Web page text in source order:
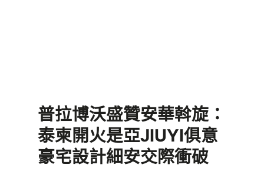
普拉博沃盛贊安華斡旋：
泰柬開火是亞JIUYI俱意
豪宅設計細安交際衝破